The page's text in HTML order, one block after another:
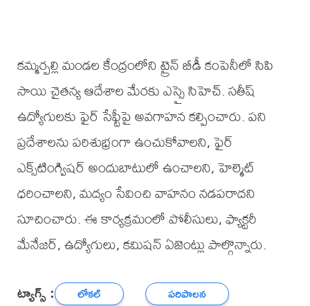
కమ్మర్పల్లి మండల కేంద్రంలోని ట్రైన్ బీడీ కంపెనీలో సిపి
సాయి చైతన్య ఆదేశాల మేరకు ఎస్సై సిహెచ్. సతీష్
ఉద్యోగులకు ఫైర్ సేఫ్టీపై అవగాహన కల్పించారు. పని
ప్రదేశాలను పరిశుభ్రంగా ఉంచుకోవాలని, ఫైర్
ఎక్స్‌టింగ్విషర్ అందుబాటులో ఉంచాలని, హెల్మెట్
ధరించాలని, మద్యం సేవించి వాహనం నడపరాదని
సూచించారు. ఈ కార్యక్రమంలో పోలీసులు, ఫ్యాక్టరీ
మేనేజర్, ఉద్యోగులు, కమిషన్ ఏజెంట్లు పాల్గొన్నారు.
ట్యాగ్స్ : లోకల్
పరిపాలన